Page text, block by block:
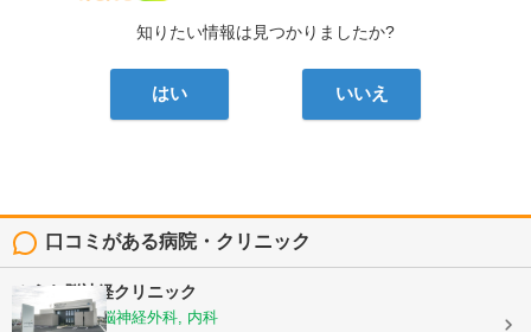
知りたい情報は見つかりましたか?
はい いいえ
口コミがある病院・クリニック
みうら脳神経クリニック
脳神経内科, 脳神経外科, 内科